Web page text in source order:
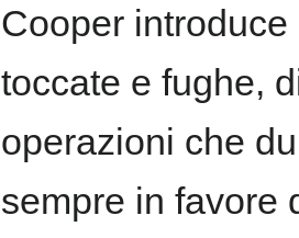
Cooper
toccate e fughe,
operazioni che
sempre in favore